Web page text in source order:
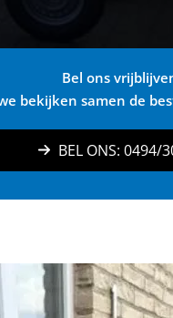
Bel ons
bekijken samen de
BEL ONS: 0494/